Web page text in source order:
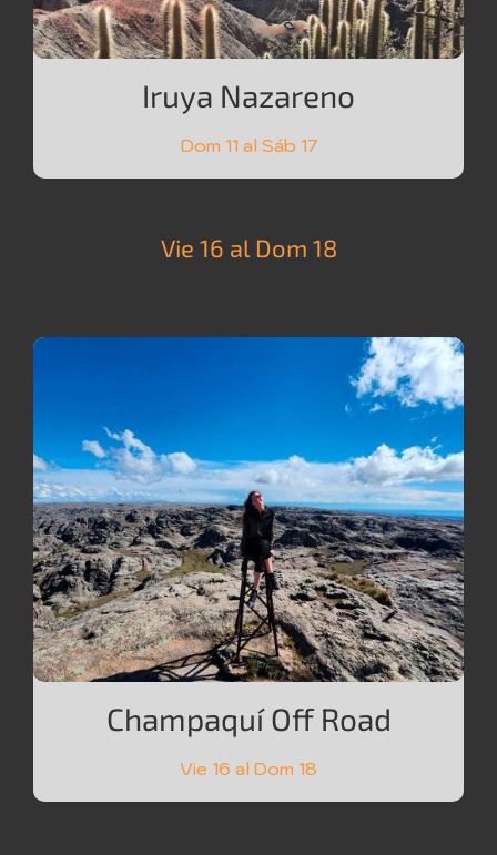
Iruya Nazareno
Dom 11 al Sáb 17
Vie 16 al Dom 18
Champaquí Off Road
Vie 16 al Dom 18